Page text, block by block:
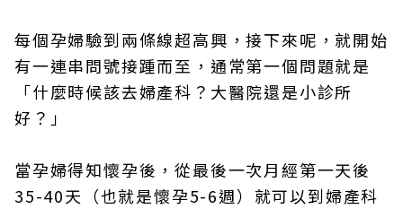
每個孕婦驗到兩條線超高興，接下來呢，就開始
有一連串問號接踵而至，通常第一個問題就是
「什麼時候該去婦產科？大醫院還是小診所
好？」
當孕婦得知懷孕後，從最後一次月經第一天後
35-40天（也就是懷孕5-6週）就可以到婦產科